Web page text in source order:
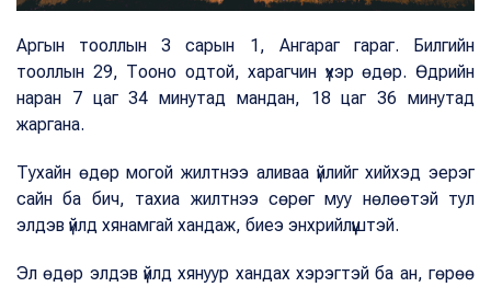
Аргын тооллын 3 сарын 1, Ангараг гараг. Билгийн
тооллын 29, Тооно одтой, харагчин үхэр өдөр. Өдрийн
наран 7 цаг 34 минутад мандан, 18 цаг 36 минутад
жаргана.
Тухайн өдөр могой жилтнээ аливаа үйлийг хийхэд эерэг
сайн ба бич, тахиа жилтнээ сөрөг муу нөлөөтэй тул
элдэв үйлд хянамгай хандаж, биеэ энхрийлүүштэй.
Эл өдөр элдэв үйлд хянуур хандах хэрэгтэй ба ан, гөрөө